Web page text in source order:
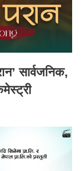
सार्वजनिक,